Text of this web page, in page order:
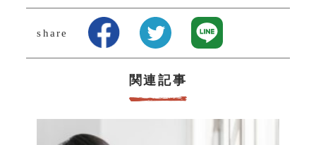
share
関連記事